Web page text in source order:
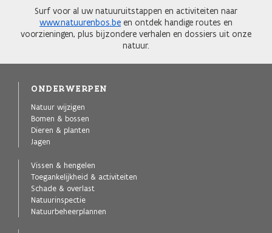
Surf voor al uw natuuruitstappen en activiteiten naar
www.natuurenbos.be en ontdek handige routes en
voorzieningen, plus bijzondere verhalen en dossiers uit onze
natuur.
ONDERWERPEN
Natuur wijzigen
Bomen & bossen
Dieren & planten
Jagen
Vissen & hengelen
Toegankelijkheid & activiteiten
Schade & overlast
Natuurinspectie
Natuurbeheerplannen